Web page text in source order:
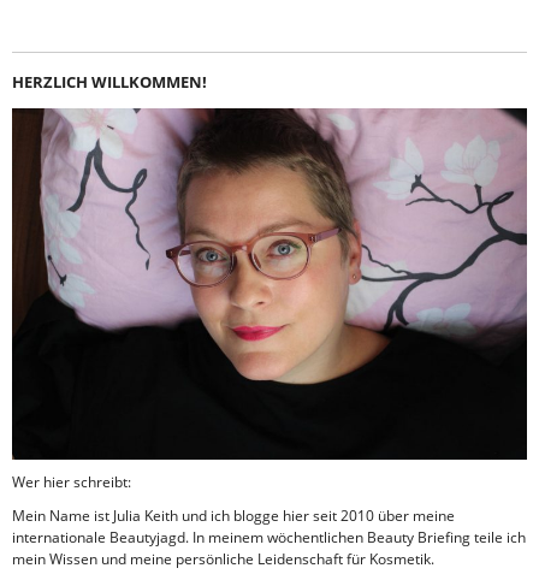
HERZLICH WILLKOMMEN!
Wer hier schreibt:
Mein Name ist Julia Keith und ich blogge hier seit 2010 über meine
internationale Beautyjagd. In meinem wöchentlichen Beauty Briefing teile ich
mein Wissen und meine persönliche Leidenschaft für Kosmetik.